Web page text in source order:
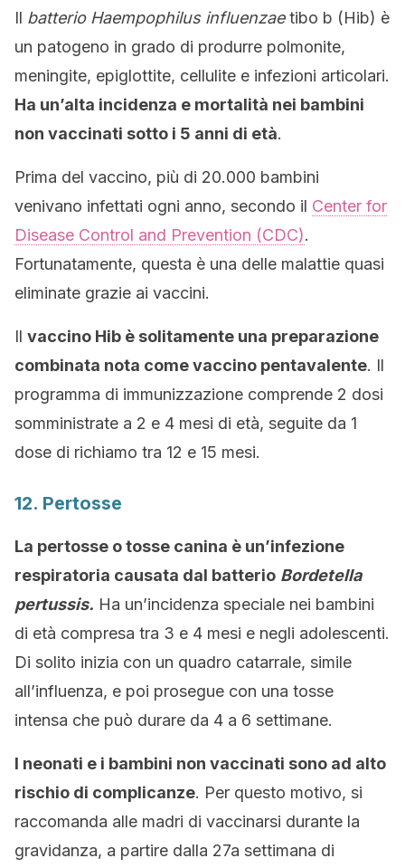
Il batterio Haempophilus influenzaetibo b (Hib) è
un patogeno in grado di produrre polmonite,
meningite, epiglottite, cellulite e infezioni articolari.
Ha un’alta incidenza e mortalità nei bambini
non vaccinati sotto i 5 anni di età.
Prima del vaccino, più di 20.000 bambini
venivano infettati ogni anno, secondo il Center for
Disease Control and Prevention (CDC).
Fortunatamente, questa è una delle malattie quasi
eliminate grazie ai vaccini.
Il vaccino Hib è solitamente una preparazione
combinata nota come vaccino pentavalente. Il
programma di immunizzazione comprende 2 dosi
somministrate a 2 e 4 mesi di età, seguite da 1
dose di richiamo tra 12 e 15 mesi.
12. Pertosse
La pertosse o tosse canina è un’infezione
respiratoria causata dal batterio Bordetella
pertussis. Ha un’incidenza speciale nei bambini
di età compresa tra 3 e 4 mesi e negli adolescenti.
Di solito inizia con un quadro catarrale, simile
all’influenza, e poi prosegue con una tosse
intensa che può durare da 4 a 6 settimane.
I neonati e i bambini non vaccinati sono ad alto
rischio di complicanze. Per questo motivo, si
raccomanda alle madri di vaccinarsi durante la
gravidanza, a partire dalla 27a settimana di